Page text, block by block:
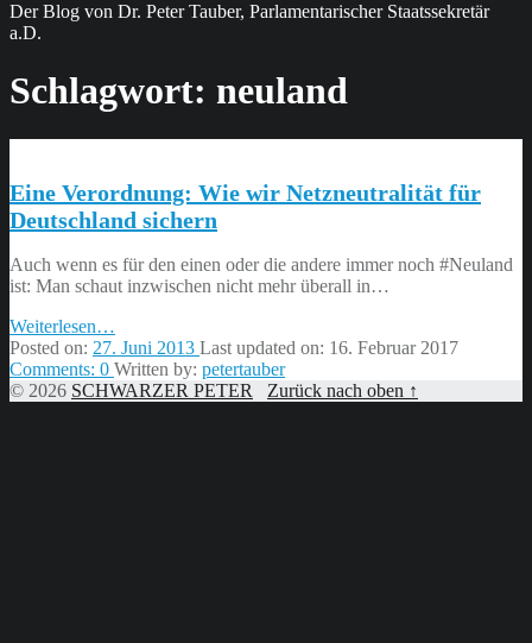
Der Blog von Dr. Peter Tauber, Parlamentarischer Staatssekretär
a.D.
Schlagwort: neuland
Eine Verordnung: Wie wir Netzneutralität für
Deutschland sichern
Auch wenn es für den einen oder die andere immer noch #Neuland
ist: Man schaut inzwischen nicht mehr überall in…
Weiterlesen
Verordnung:
Wie
wir
…
Posted on: 27. Juni 2013 Last updated on: 16. Februar 2017
Comments: 0 Written by: petertauber
© 2026 SCHWARZER PETER Zurück nach oben ↑